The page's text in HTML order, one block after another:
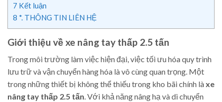
7 Kết luận
8 *. THÔNG TIN LIÊN HỆ
Giới thiệu về xe nâng tay thấp 2.5 tấn
Trong môi trường làm việc hiện đại, việc tối ưu hóa quy trình
lưu trữ và vận chuyển hàng hóa là vô cùng quan trọng. Một
trong những thiết bị không thể thiếu trong kho bãi chính làxe
nâng tay thấp 2.5 tấn. Với khả năng nâng hạ và di chuyển